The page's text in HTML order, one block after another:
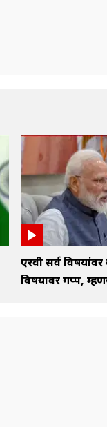
एरवी सर्व विषयांवर
विषयावर गप्प,